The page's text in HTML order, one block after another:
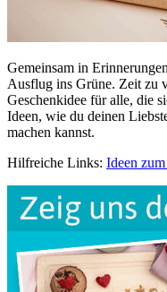
Gemeinsam in
Ausflug ins Grüne. Zeit zu
Geschenkidee für alle, die
Ideen, wie du deinen
machen kannst.
Hilfreiche Links: Ideen